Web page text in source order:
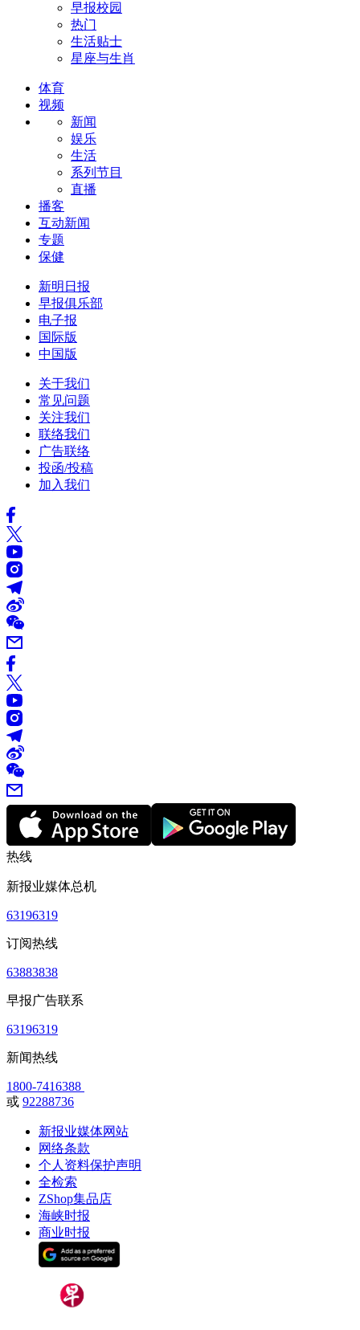
早报校园
热门
生活贴士
星座与生肖
体育
视频
新闻
娱乐
生活
系列节目
直播
播客
互动新闻
专题
保健
新明日报
早报俱乐部
电子报
国际版
中国版
关于我们
常见问题
关注我们
联络我们
广告联络
投函/投稿
加入我们
热线
新报业媒体总机
63196319
订阅热线
63883838
早报广告联系
63196319
新闻热线
1800-7416388
或 92288736
新报业媒体网站
网络条款
个人资料保护声明
全检索
ZShop集品店
海峡时报
商业时报